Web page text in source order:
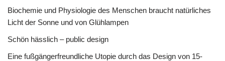
Biochemie und Physiologie des Menschen braucht natürliches
Licht der Sonne und von Glühlampen
Schön hässlich – public design
Eine fußgängerfreundliche Utopie durch das Design von 15-